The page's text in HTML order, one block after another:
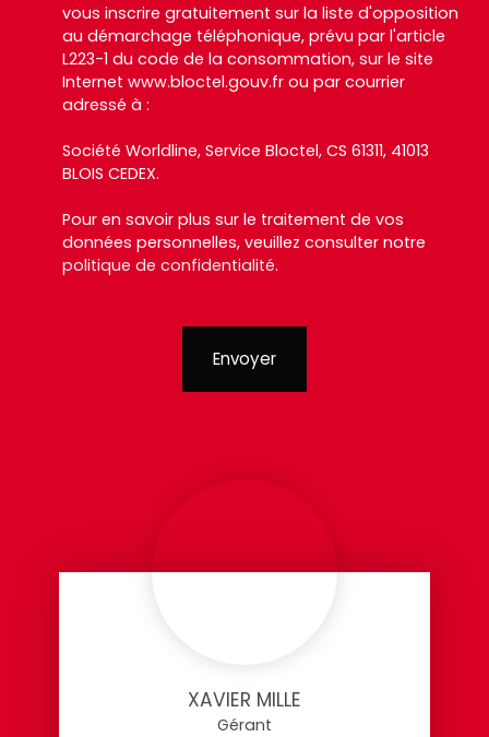
vous inscrire gratuitement sur la liste d'opposition
au démarchage téléphonique, prévu par l'article
L223-1 du code de la consommation, sur le site
Internet www.bloctel.gouv.fr ou par courrier
adressé à :
Société Worldline, Service Bloctel, CS 61311, 41013
BLOIS CEDEX.
Pour en savoir plus sur le traitement de vos
données personnelles, veuillez consulter notre
politique de confidentialité.
Envoyer
XAVIER MILLE
Gérant